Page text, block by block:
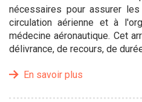
nécessaires pour assurer
circulation aérienne et à
médecine aéronautique. Cet
délivrance, de recours, de
En savoir plus